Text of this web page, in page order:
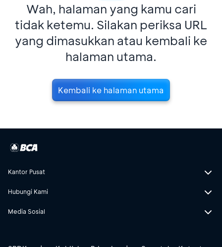
Wah, halaman yang kamu cari
tidak ketemu. Silakan periksa URL
yang dimasukkan atau kembali ke
halaman utama.
Kembali ke halaman utama
Kantor Pusat
Hubungi Kami
Media Sosial